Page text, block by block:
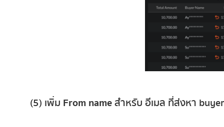
(5) เพิ่ม From nameสำหรับ อีเมล ที่ส่งหา buyer